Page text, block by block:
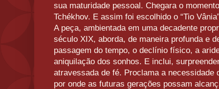
sua maturidade pessoal. Chegara o
Tchékhov. E assim foi escolhido o “Tio
A peça, ambientada em uma decadente
século XIX, aborda, de maneira profunda e
passagem do tempo, o declínio físico, a
aniquilação dos sonhos. E inclui,
atravessada de fé. Proclama a necessidade
por onde as futuras gerações possam